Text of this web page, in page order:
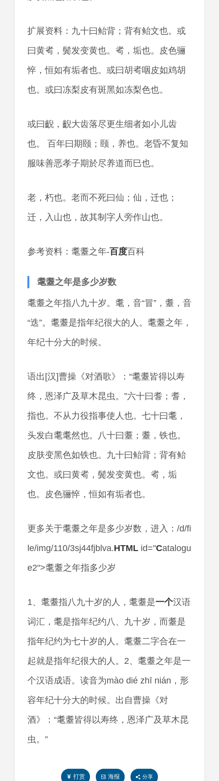
扩展资料：九十曰鲐背；背有鲐文也。或
曰黄耇，鬓发变黄也。耇，垢也。皮色骊
悴，恒如有垢者也。或曰胡耇咽皮如鸡胡
也。或曰冻梨皮有斑黑如冻梨色也。
或曰齯，齯大齿落尽更生细者如小儿齿
也。 百年曰期颐；颐，养也。老昏不复知
服味善恶孝子期於尽养道而巳也。
老，朽也。老而不死曰仙；仙，迁也；
迁，入山也，故其制字人旁作山也。
参考资料：耄耋之年-百度百科
耄耋之年是多少岁数
耄耋之年指八九十岁。耄，音“冒”，耋，音
“迭”。耄耋是指年纪很大的人。耄耋之年，
年纪十分大的时候。
语出[汉]曹操《对酒歌》：“耄耋皆得以寿
终，恩泽广及草木昆虫。”六十曰耆；耆，
指也。不从力役指事使人也。七十曰耄，
头发白耄耄然也。八十曰耋；耋，铁也。
皮肤变黑色如铁也。九十曰鲐背；背有鲐
文也。或曰黄耇，鬓发变黄也。耇，垢
也。皮色骊悴，恒如有垢者也。
更多关于耄耋之年是多少岁数，进入：/d/fi
le/img/110/3sj44fjblva.HTML id="Catalogu
e2">耄耋之年指多少岁
1、耄耋指八九十岁的人，耄耋是一个汉语
词汇，耄是指年纪约八、九十岁，而耋是
指年纪约为七十岁的人。耄耋二字合在一
起就是指年纪很大的人。2、耄耋之年是一
个汉语成语。读音为mào dié zhī nián，形
容年纪十分大的时候。出自曹操《对
酒》：“耄耋皆得以寿终，恩泽广及草木昆
虫。”
打赏 海报 分享